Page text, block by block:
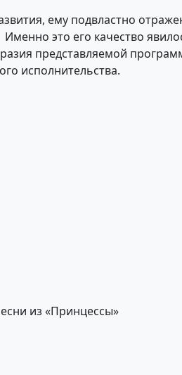
ему подвластно
это его качество
представляемой
исполнительства.
из «Принцессы»